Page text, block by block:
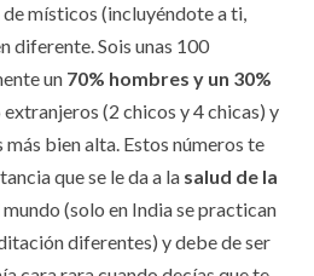
místicos (incluyéndote a ti,
diferente. Sois unas 100
un 70% hombres y un 30%
(2 chicos y 4 chicas) y
más bien alta. Estos números te
que se le da a la salud de la
(solo en India se practican
diferentes) y debe de ser